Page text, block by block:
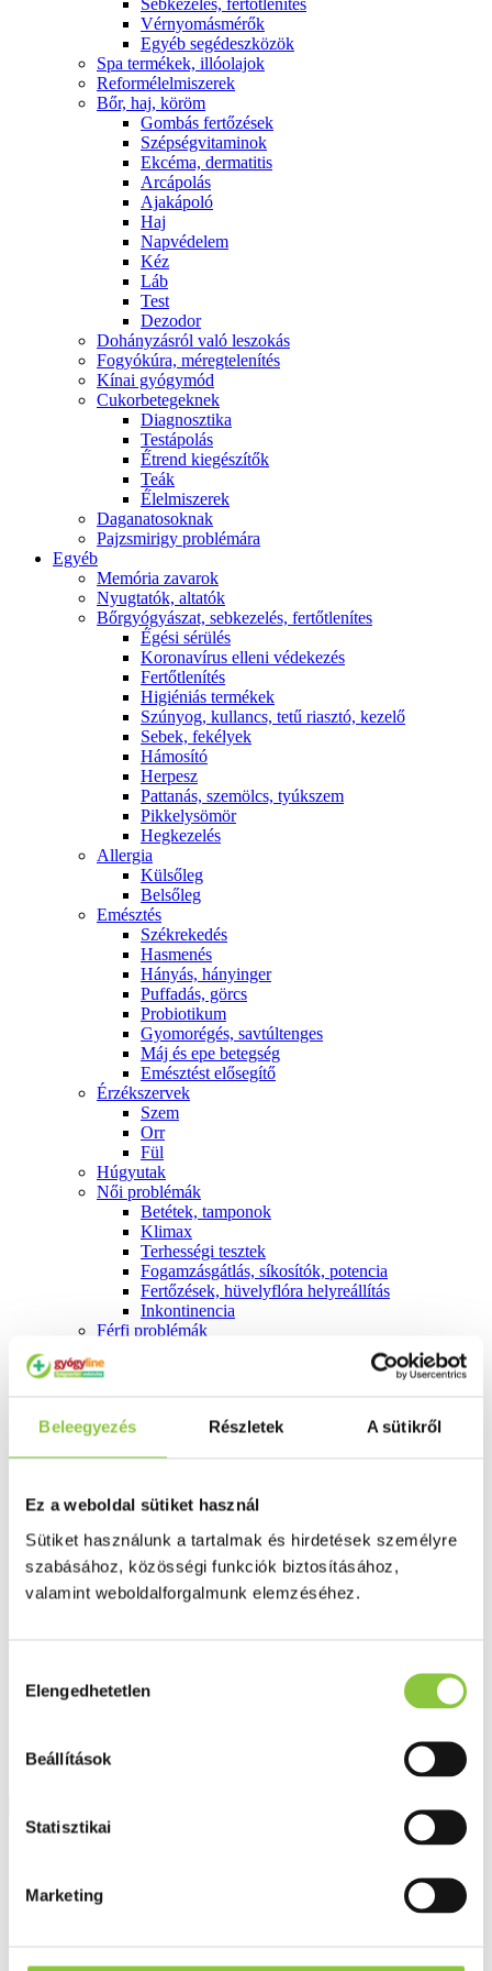
Beleegyezés Részletek A sütikről
Ez a weboldal sütiket használ
Sütiket használunk a tartalmak és hirdetések személyre
szabásához, közösségi funkciók biztosításához,
valamint weboldalforgalmunk elemzéséhez.
kiválasztása
Elengedhetetlen
Beállítások
Statisztikai
Marketing
Sebkezelés, fertőtlenítés
Vérnyomásmérők
Egyéb segédeszközök
Spa termékek, illóolajok
Reformélelmiszerek
Bőr, haj, köröm
Gombás fertőzések
Szépségvitaminok
Ekcéma, dermatitis
Arcápolás
Ajakápoló
Haj
Napvédelem
Kéz
Láb
Test
Dezodor
Dohányzásról való leszokás
Fogyókúra, méregtelenítés
Kínai gyógymód
Cukorbetegeknek
Diagnosztika
Testápolás
É́trend kiegészítők
Teák
É́lelmiszerek
Daganatosoknak
Pajzsmirigy problémára
Egyéb
Memória zavarok
Nyugtatók, altatók
Bőrgyógyászat, sebkezelés, fertőtlenítes
É́gési sérülés
Koronavírus elleni védekezés
Fertőtlenítés
Higiéniás termékek
Szúnyog, kullancs, tetű riasztó, kezelő
Sebek, fekélyek
Hámosító
Herpesz
Pattanás, szemölcs, tyúkszem
Pikkelysömör
Hegkezelés
Allergia
Külsőleg
Belsőleg
Emésztés
Székrekedés
Hasmenés
Hányás, hányinger
Puffadás, görcs
Probiotikum
Gyomorégés, savtúltenges
Máj és epe betegség
Emésztést elősegítő
Érzékszervek
Szem
Orr
Fül
Húgyutak
Női problémák
Betétek, tamponok
Klimax
Terhességi tesztek
Fogamzásgátlás, síkosítók, potencia
Fertőzések, hüvelyflóra helyreállítás
Inkontinencia
Férfi problémák
Í́nygyulladás
Szájvíz
Fogkefe
Fogselyem
Műfogsor ápolás
É́lvezeti
Tápszer
Blog